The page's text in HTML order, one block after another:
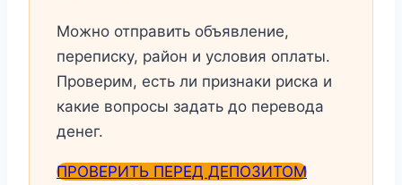
Можно отправить объявление,
переписку, район и условия оплаты.
Проверим, есть ли признаки риска и
какие вопросы задать до перевода
денег.
ПРОВЕРИТЬ ПЕРЕД ДЕПОЗИТОМ